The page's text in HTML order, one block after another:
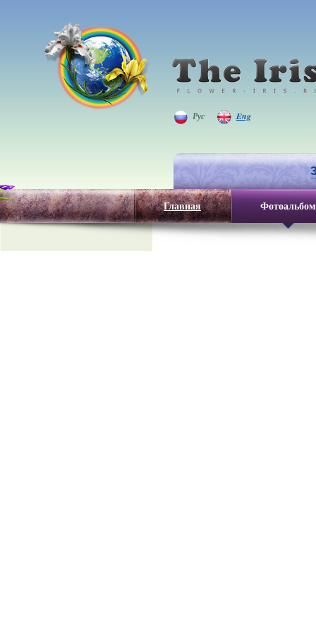
Рус Eng
Главная Фотоальбом